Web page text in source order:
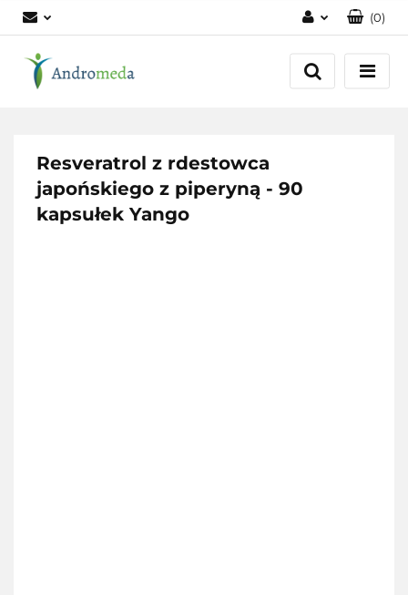
Zaloguj się
Zarejestruj się
(0)
Resveratrol z rdestowca
japońskiego z piperyną - 90
kapsułek Yango